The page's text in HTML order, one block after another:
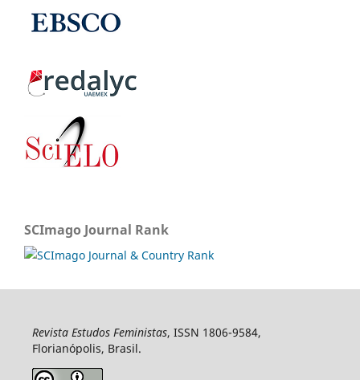
SCImago Journal Rank
Revista Estudos Feministas, ISSN 1806-9584,
Florianópolis, Brasil.